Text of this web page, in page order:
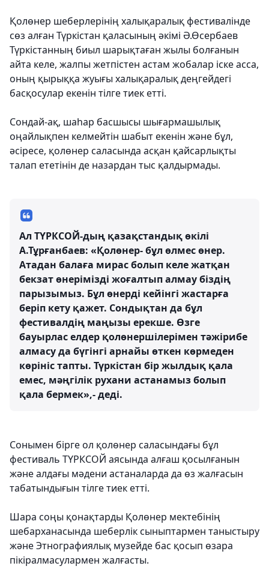
Қолөнер шеберлерінің халықаралық фестивалінде
сөз алған Түркістан қаласының әкімі Ә.Өсербаев
Түркістанның биыл шарықтаған жылы болғанын
айта келе, жалпы жетпістен астам жобалар іске асса,
оның қырыққа жуығы халықаралық деңгейдегі
басқосулар екенін тілге тиек етті.
Сондай-ақ, шаһар басшысы шығармашылық
оңайлықпен келмейтін шабыт екенін және бұл,
әсіресе, қолөнер саласында асқан қайсарлықты
талап ететінін де назардан тыс қалдырмады.
Ал ТҮРКСОЙ-дың қазақстандық өкілі
А.Тұрғанбаев: «Қолөнер- бұл өлмес өнер.
Атадан балаға мирас болып келе жатқан
бекзат өнерімізді жоғалтып алмау біздің
парызымыз. Бұл өнерді кейінгі жастарға
беріп кету қажет. Сондықтан да бұл
фестивалдің маңызы ерекше. Өзге
бауырлас елдер қолөнершілерімен тәжірибе
алмасу да бүгінгі арнайы өткен көрмеден
көрініс тапты. Түркістан бір жылдық қала
емес, мәңгілік рухани астанамыз болып
қала бермек»,- деді.
Сонымен бірге ол қолөнер саласындағы бұл
фестиваль ТҮРКСОЙ аясында алғаш қосылғанын
және алдағы мәдени астаналарда да өз жалғасын
табатындығын тілге тиек етті.
Шара соңы қонақтарды Қолөнер мектебінің
шебарханасында шеберлік сыныптармен таныстыру
және Этнографиялық музейде бас қосып өзара
пікіралмасулармен жалғасты.